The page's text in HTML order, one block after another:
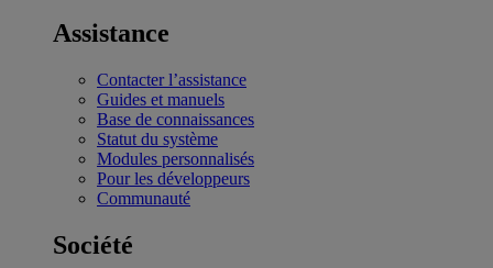
Assistance
Contacter l’assistance
Guides et manuels
Base de connaissances
Statut du système
Modules personnalisés
Pour les développeurs
Communauté
Société